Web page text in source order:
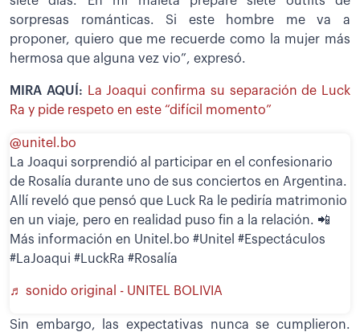
sorpresas románticas. Si este hombre me va a
proponer, quiero que me recuerde como la mujer más
hermosa que alguna vez vio”, expresó.
MIRA AQUÍ: La Joaqui confirma su separación de Luck
Ra y pide respeto en este “difícil momento”
@unitel.bo
La Joaqui sorprendió al participar en el confesionario
de Rosalía durante uno de sus conciertos en Argentina.
Allí reveló que pensó que Luck Ra le pediría matrimonio
en un viaje, pero en realidad puso fin a la relación. 📲
Más información en Unitel.bo #Unitel #Espectáculos
#LaJoaqui #LuckRa #Rosalía
♬ sonido original - UNITEL BOLIVIA
Sin embargo, las expectativas nunca se cumplieron.